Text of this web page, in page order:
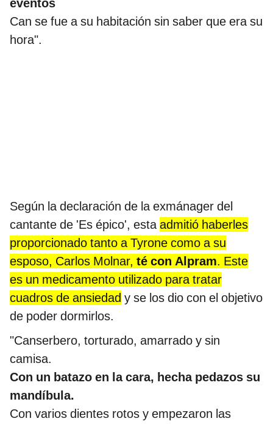
eventos
Can se fue a su habitación sin saber que era su
hora".
Según la declaración de la exmánager del
cantante de 'Es épico', estaadmitió haberles
proporcionado tanto a Tyrone como a su
esposo, Carlos Molnar, té con Alpram. Este
es un medicamento utilizado para tratar
cuadros de ansiedad y se los dio con el objetivo
de poder dormirlos.
"Canserbero, torturado, amarrado y sin
camisa.
Con un batazo en la cara, hecha pedazos su
mandíbula.
Con varios dientes rotos y empezaron las